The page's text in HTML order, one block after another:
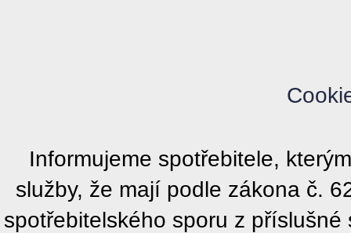
Informujeme spotřebitele,
služby, že mají podle zákona č.
spotřebitelského sporu z